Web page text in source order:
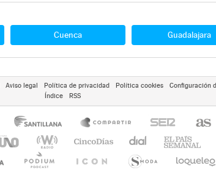
Cuenca Guadalajara
Aviso legal Política de privacidad Política cookies Configuración
Índice
RSS